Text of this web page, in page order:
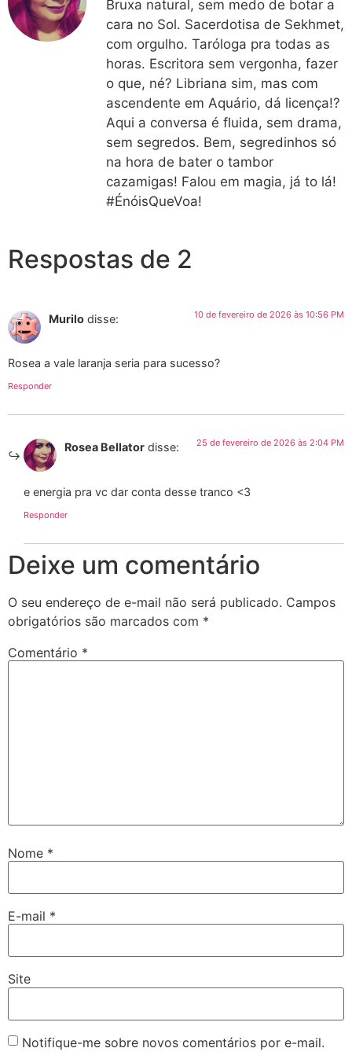
Bruxa natural, sem medo de botar a
cara no Sol. Sacerdotisa de Sekhmet,
com orgulho. Taróloga pra todas as
horas. Escritora sem vergonha, fazer
o que, né? Libriana sim, mas com
ascendente em Aquário, dá licença!?
Aqui a conversa é fluida, sem drama,
sem segredos. Bem, segredinhos só
na hora de bater o tambor
cazamigas! Falou em magia, já to lá!
#ÉnóisQueVoa!
Respostas de 2
Murilo disse: 10 de fevereiro de 2026 às 10:56 PM
Rosea a vale laranja seria para sucesso?
Responder
Rosea Bellator disse: 25 de fevereiro de 2026 às 2:04 PM
e energia pra vc dar conta desse tranco <3
Responder
Deixe um comentário
O seu endereço de e-mail não será publicado. Campos
obrigatórios são marcados com *
Comentário *
Nome *
E-mail *
Site
Notifique-me sobre novos comentários por e-mail.